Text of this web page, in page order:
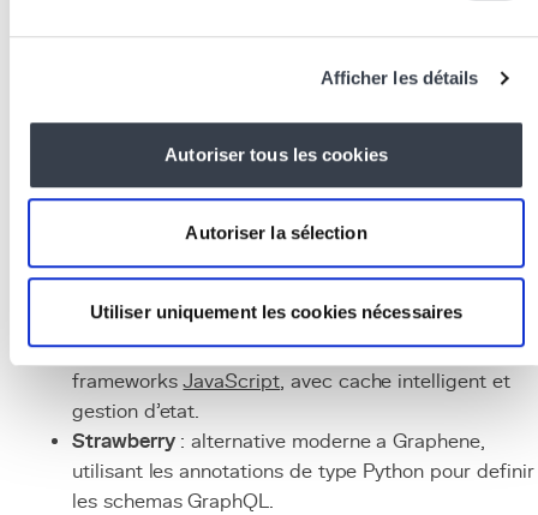
Afficher les détails
Autoriser tous les cookies
Autoriser la sélection
Utiliser uniquement les cookies nécessaires
tests unitairesPythonet vos requetes avec des
d'integration. Mettez en place du monitoring pour
et identifier les resolvers lents.
Technologies et outils
associes
Graphene-Django: bibliotheque Python qui integre
des modeles ORM.
Apollo Client: client GraphQL pour React et
frameworksJavaScript, avec cache intelligent et
gestion d'etat.
Strawberry: alternative moderne a Graphene,
utilisant les annotations de type Python pour definir
les schemas GraphQL.